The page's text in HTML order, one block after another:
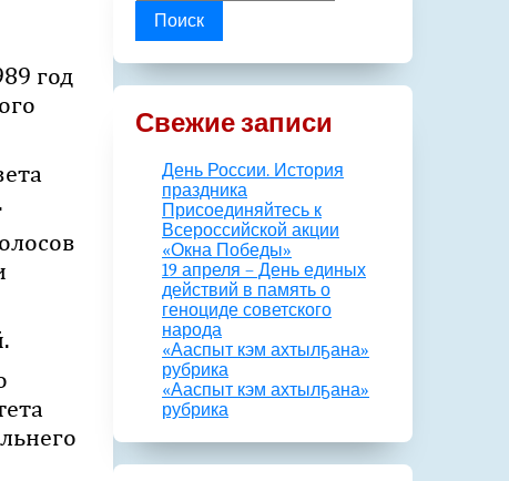
год
Поиск
Свежие записи
День России. История
праздника
Присоединяйтесь к
Всероссийской акции
«Окна Победы»
19 апреля – День единых
действий в память о
геноциде советского
народа
«Ааспыт кэм ахтылҕана»
рубрика
«Ааспыт кэм ахтылҕана»
рубрика